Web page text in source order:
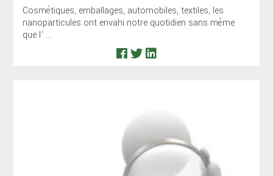
Cosmétiques, emballages, automobiles, textiles, les
nanoparticules ont envahi notre quotidien sans même
que l’ ...